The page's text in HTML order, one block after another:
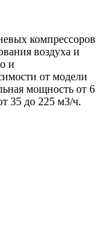
компрессоров
воздуха и
и
от модели
мощность от 6
35 до 225 м3/ч.